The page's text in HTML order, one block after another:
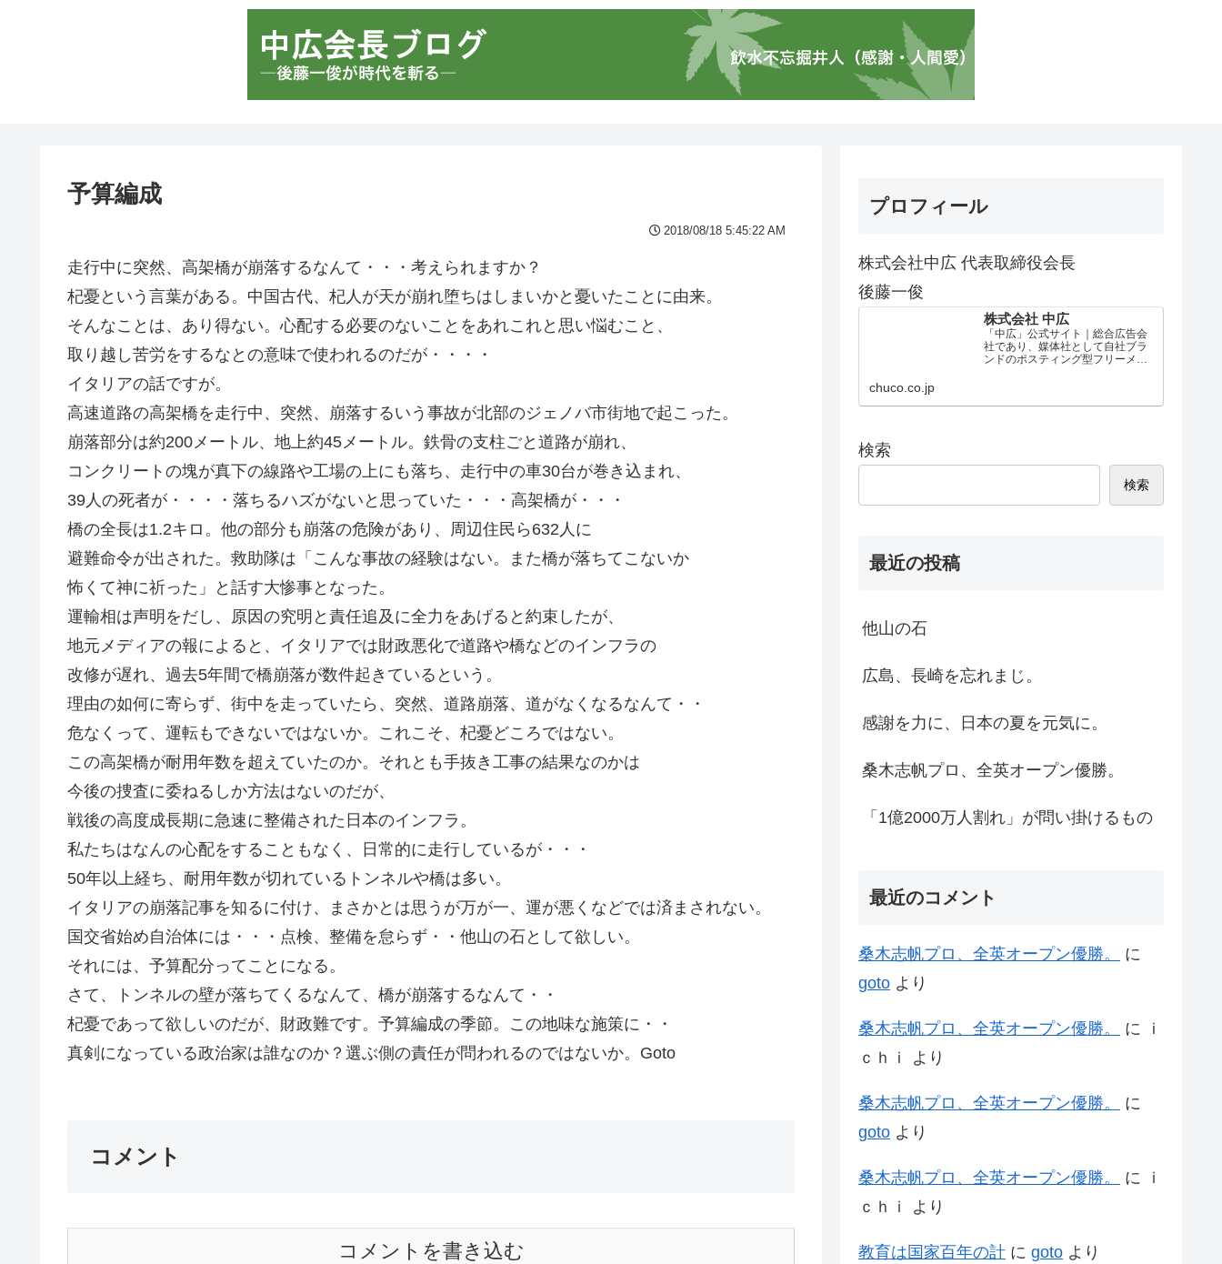
予算編成
2018/08/18 5:45:22 AM
走行中に突然、高架橋が崩落するなんて・・・考えられますか？
杞憂という言葉がある。中国古代、杞人が天が崩れ堕ちはしまいかと憂いたことに由来。
そんなことは、あり得ない。心配する必要のないことをあれこれと思い悩むこと、
取り越し苦労をするなとの意味で使われるのだが・・・・
イタリアの話ですが。
高速道路の高架橋を走行中、突然、崩落するいう事故が北部のジェノバ市街地で起こった。
崩落部分は約200メートル、地上約45メートル。鉄骨の支柱ごと道路が崩れ、
コンクリートの塊が真下の線路や工場の上にも落ち、走行中の車30台が巻き込まれ、
39人の死者が・・・・落ちるハズがないと思っていた・・・高架橋が・・・
橋の全長は1.2キロ。他の部分も崩落の危険があり、周辺住民ら632人に
避難命令が出された。救助隊は「こんな事故の経験はない。また橋が落ちてこないか
怖くて神に祈った」と話す大惨事となった。
運輸相は声明をだし、原因の究明と責任追及に全力をあげると約束したが、
地元メディアの報によると、イタリアでは財政悪化で道路や橋などのインフラの
改修が遅れ、過去5年間で橋崩落が数件起きているという。
理由の如何に寄らず、街中を走っていたら、突然、道路崩落、道がなくなるなんて・・
危なくって、運転もできないではないか。これこそ、杞憂どころではない。
この高架橋が耐用年数を超えていたのか。それとも手抜き工事の結果なのかは
今後の捜査に委ねるしか方法はないのだが、
戦後の高度成長期に急速に整備された日本のインフラ。
私たちはなんの心配をすることもなく、日常的に走行しているが・・・
50年以上経ち、耐用年数が切れているトンネルや橋は多い。
イタリアの崩落記事を知るに付け、まさかとは思うが万が一、運が悪くなどでは済まされない。
国交省始め自治体には・・・点検、整備を怠らず・・他山の石として欲しい。
それには、予算配分ってことになる。
さて、トンネルの壁が落ちてくるなんて、橋が崩落するなんて・・
杞憂であって欲しいのだが、財政難です。予算編成の季節。この地味な施策に・・
真剣になっている政治家は誰なのか？選ぶ側の責任が問われるのではないか。Goto
コメント
コメントを書き込む
プロフィール
株式会社中広 代表取締役会長
後藤一俊
株式会社 中広
「中広」公式サイト｜総合広告会
社であり、媒体社として自社ブラ
ンドのポスティング型フリーメデ
chuco.co.jp
検索
検索
最近の投稿
他山の石
広島、長崎を忘れまじ。
感謝を力に、日本の夏を元気に。
桑木志帆プロ、全英オープン優勝。
「1億2000万人割れ」が問い掛けるもの
最近のコメント
桑木志帆プロ、全英オープン優勝。
に
goto より
桑木志帆プロ、全英オープン優勝。 に
ｉ
ｃｈｉ
より
桑木志帆プロ、全英オープン優勝。
に
goto より
桑木志帆プロ、全英オープン優勝。 に
ｉ
ｃｈｉ
より
教育は国家百年の計 に goto より